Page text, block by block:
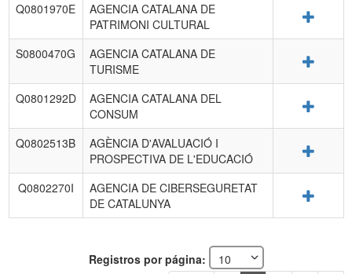
Q0801970E
AGENCIA CATALANA DE
PATRIMONI CULTURAL
S0800470G
AGENCIA CATALANA DE
TURISME
Q0801292D
AGENCIA CATALANA DEL
CONSUM
Q0802513B
AGÈNCIA D'AVALUACIÓ I
PROSPECTIVA DE L'EDUCACIÓ
Q0802270I
AGENCIA DE CIBERSEGURETAT
DE CATALUNYA
Registros por página: